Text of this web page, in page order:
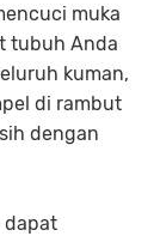
muka
tubuh Anda
kuman,
di rambut
dengan
dapat